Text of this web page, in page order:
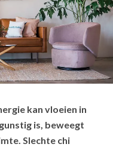
kan vloeien in
is, beweegt
Slechte chi